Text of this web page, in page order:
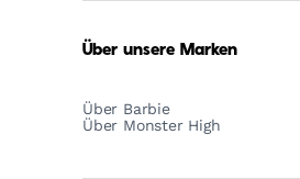
Über unsere Marken
Über Barbie
Über Monster High